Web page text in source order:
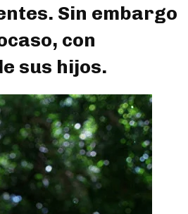
Sin embargo
con
sus hijos.